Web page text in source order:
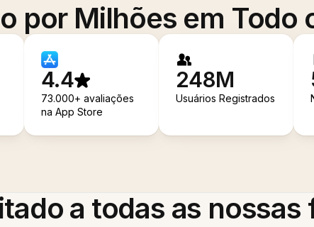
por Milhões em Todo
4.4
73.000+ avaliações
na App Store
248M
Usuários Registrados
a todas as